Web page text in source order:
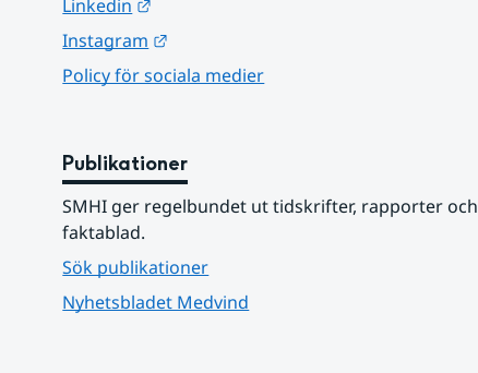
Linkedin
Instagram
Policy för sociala medier
Publikationer
SMHI ger regelbundet ut tidskrifter, rapporter och
faktablad.
Sök publikationer
Nyhetsbladet Medvind